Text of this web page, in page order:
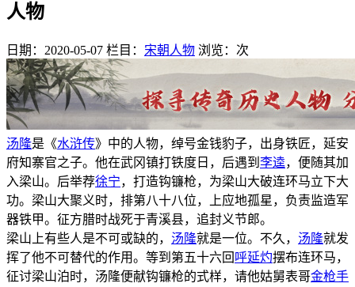
人物
日期：2020-05-07 栏目： 宋朝人物 浏览： 次
汤隆是《水浒传》中的人物，绰号金钱豹子，出身铁匠，延安
府知寨官之子。他在武冈镇打铁度日，后遇到 李逵，便随其加
入梁山。后举荐徐宁，打造钩镰枪，为梁山大破连环马立下大
功。梁山大聚义时，排第八十八位，上应地孤星，负责监造军
器铁甲。征方腊时战死于青溪县，追封义节郎。
梁山上有些人是不可或缺的， 汤隆就是一位。不久， 汤隆就发
挥了他不可替代的作用。等到第五十六回 呼延灼摆布连环马，
征讨梁山泊时，汤隆便献钩镰枪的式样，请他姑舅表哥金枪手